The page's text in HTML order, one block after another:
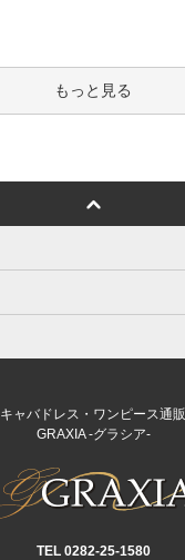
もっと見る
キャバドレス・ワンピース通販
GRAXIA -グラシア-
TEL 0282‐25‐1580